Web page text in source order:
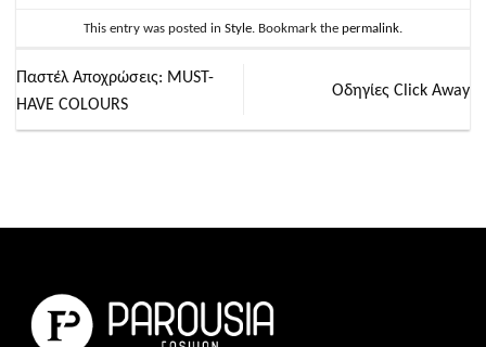
This entry was posted in Style . Bookmark the permalink
Παστέλ Αποχρώσεις: MUST-
HAVE COLOURS
Οδηγίες Click Away